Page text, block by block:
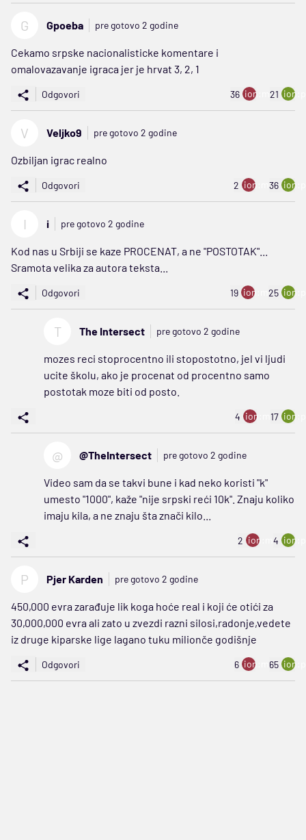
G Gpoeba pre gotovo 2 godine
Cekamo srpske nacionalisticke komentare i
omalovazavanje igraca jer je hrvat 3, 2, 1
Odgovori 36 ion:minus
21
V Veljko9 pre gotovo 2 godine
Ozbiljan igrac realno
Odgovori 2 ion:minus
36
I i pre gotovo 2 godine
Kod nas u Srbiji se kaze PROCENAT, a ne "POSTOTAK"...
Sramota velika za autora teksta...
Odgovori 19 ion:minus
25
T The Intersect pre gotovo 2 godine
mozes reci stoprocentno ili stopostotno, jel vi ljudi
ucite školu, ako je procenat od procentno samo
postotak moze biti od posto.
4 ion:minus
17
@ @TheIntersect pre gotovo 2 godine
Video sam da se takvi bune i kad neko koristi "k"
umesto "1000", kaže "nije srpski reći 10k". Znaju koliko
imaju kila, a ne znaju šta znači kilo...
2 ion:minus
4
P Pjer Karden pre gotovo 2 godine
450,000 evra zarađuje lik koga hoće real i koji će otići za
30,000,000 evra ali zato u zvezdi razni silosi,radonje,vedete
iz druge kiparske lige lagano tuku milionče godišnje
Odgovori 6 ion:minus
65